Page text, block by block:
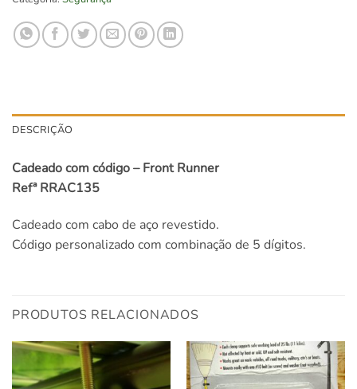
DESCRIÇÃO
Cadeado com código – Front Runner
Refª RRAC135
Cadeado com cabo de aço revestido.
Código personalizado com combinação de 5 dígitos.
PRODUTOS RELACIONADOS